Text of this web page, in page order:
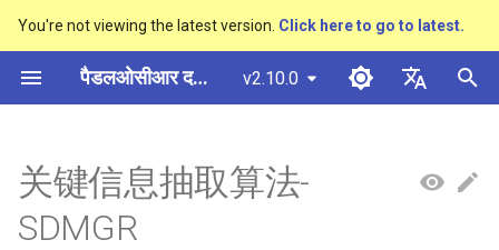
You're not viewing the latest version. Click here to go to latest.
पैडलओसीआर दस्तावेज़ीकरण v2.10.0
खो
रू
क
快速开始 支持硬件列表
基于C++预测引擎推理
快速开始 文本检测
模型裁剪
PP-OCRv4技术报告
快速开始 版面分析
基于C++预测引擎推理
怎样完成基于图像数据的
EAST
Rosetta
Text Telescope
LaTeX-OCR
TableSLANet
2. 环境配置
通用
SVTR
液晶屏读数识别
增值税发票
其它数据标注工具
手写中文OCR数据集
附录
关键信息抽取算法-
SDMGR